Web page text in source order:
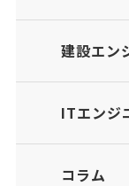
建設エン
ITエンジ
コラム